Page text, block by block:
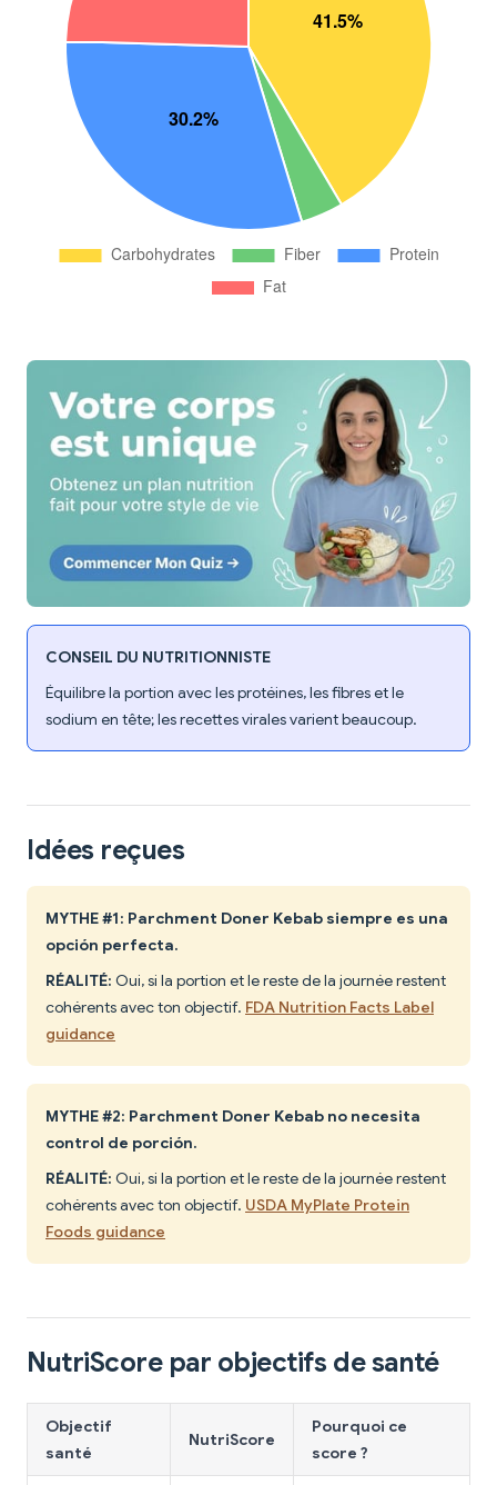
CONSEIL DU NUTRITIONNISTE
Équilibre la portion avec les protéines, les fibres et le
sodium en tête; les recettes virales varient beaucoup.
Idées reçues
MYTHE #1: Parchment Doner Kebab siempre es una
opción perfecta.
RÉALITÉ: Oui, si la portion et le reste de la journée restent
cohérents avec ton objectif. FDA Nutrition Facts Label
guidance
MYTHE #2: Parchment Doner Kebab no necesita
control de porción.
RÉALITÉ: Oui, si la portion et le reste de la journée restent
cohérents avec ton objectif. USDA MyPlate Protein
Foods guidance
NutriScore par objectifs de santé
Objectif
santé
NutriScore
Pourquoi ce
score ?